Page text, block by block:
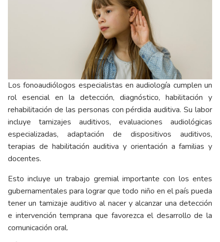
Los fonoaudiólogos especialistas en audiología cumplen un
rol esencial en la detección, diagnóstico, habilitación y
rehabilitación de las personas con pérdida auditiva. Su labor
incluye tamizajes auditivos, evaluaciones audiológicas
especializadas, adaptación de dispositivos auditivos,
terapias de habilitación auditiva y orientación a familias y
docentes.
Esto incluye un trabajo gremial importante con los entes
gubernamentales para lograr que todo niño en el país pueda
tener un tamizaje auditivo al nacer y alcanzar una detección
e intervención temprana que favorezca el desarrollo de la
comunicación oral.